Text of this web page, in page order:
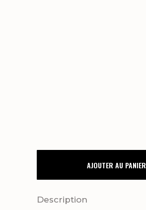
quantity
AJOUTER AU PANIER
Description